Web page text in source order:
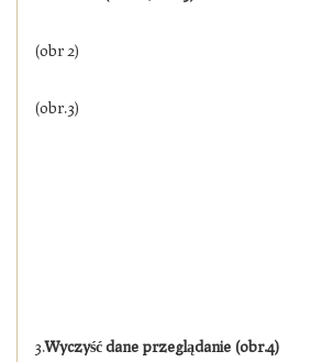
(obr 2)
(obr.3)
3.Wyczyść dane przeglądanie (obr.4)